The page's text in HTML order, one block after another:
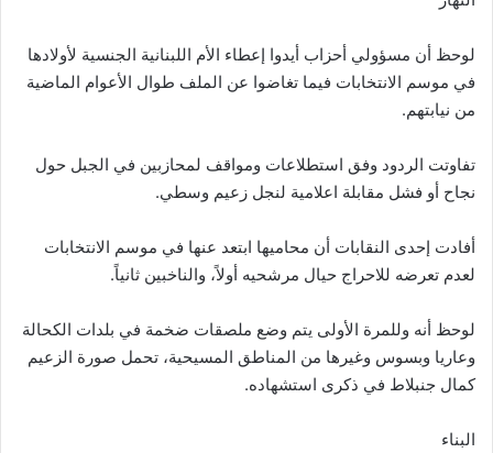
لوحظ أن مسؤولي أحزاب أيدوا إعطاء الأم اللبنانية الجنسية لأولادها
في موسم الانتخابات فيما تغاضوا عن الملف ‏طوال الأعوام الماضية
من نيابتهم‎.
تفاوتت الردود وفق استطلاعات ومواقف لمحازبين في الجبل حول
نجاح أو فشل مقابلة اعلامية لنجل زعيم وسطي‎.
أفادت إحدى النقابات أن محاميها ابتعد عنها في موسم الانتخابات
لعدم تعرضه للاحراج حيال مرشحيه أولاً، والناخبين ‏ثانياً‎.
لوحظ أنه وللمرة الأولى يتم وضع ملصقات ضخمة في بلدات الكحالة
وعاريا وبسوس وغيرها من المناطق المسيحية، ‏تحمل صورة الزعيم
كمال جنبلاط في ذكرى استشهاده‎.‎
البناء‎